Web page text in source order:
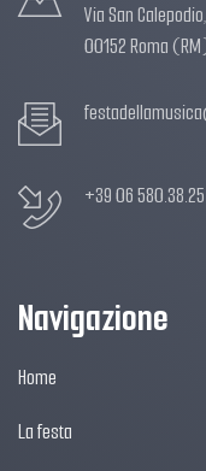
Via San
00152 Roma
+39 06 580.38.25
Navigazione
Home
La festa